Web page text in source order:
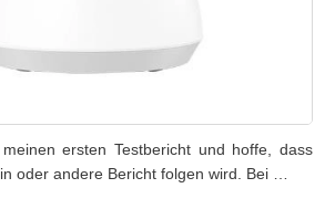
ersten Testbericht und hoffe, dass
oder andere Bericht folgen wird. Bei …